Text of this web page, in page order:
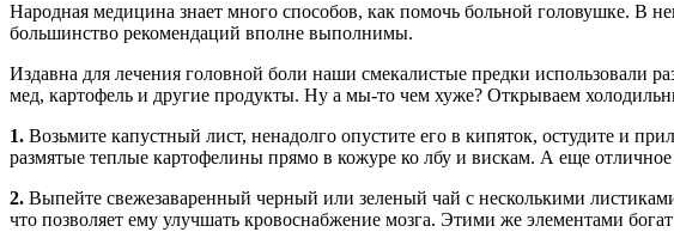
Народная медицина знает много способов, как помочь больной головушке. В
большинство рекомендаций вполне выполнимы.
Издавна для лечения головной боли наши смекалистые предки
мед, картофель и другие продукты. Ну а мы-то чем хуже? Открываем
1. Возьмите капустный лист, ненадолго опустите его в кипяток, остудите и
размятые теплые картофелины прямо в кожуре ко лбу и вискам. А еще
2. Выпейте свежезаваренный черный или зеленый чай с несколькими
что позволяет ему улучшать кровоснабжение мозга. Этими же элементами